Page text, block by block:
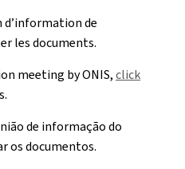
d’information de
les documents.
meeting by ONIS,click
de informação do
os documentos.